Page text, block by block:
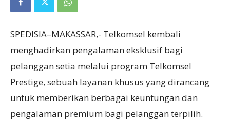
SPEDISIA–MAKASSAR,- Telkomsel kembali
menghadirkan pengalaman eksklusif bagi
pelanggan setia melalui program Telkomsel
Prestige, sebuah layanan khusus yang dirancang
untuk memberikan berbagai keuntungan dan
pengalaman premium bagi pelanggan terpilih.